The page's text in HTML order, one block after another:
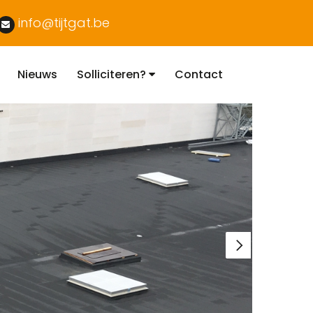
info@tijtgat.be
Nieuws Solliciteren? Contact